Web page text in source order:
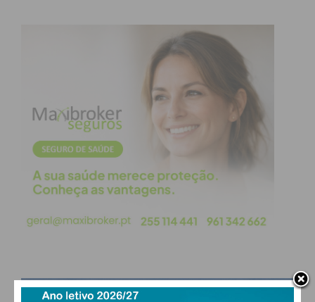
Eu li e concordo com os
termos e
condições
PAÇOS DE FERREIRA